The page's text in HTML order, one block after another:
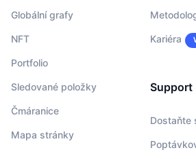
Globální grafy
NFT
Portfolio
Sledované položky
Čmáranice
Mapa stránky
Kariéra
Support
Dostaňte